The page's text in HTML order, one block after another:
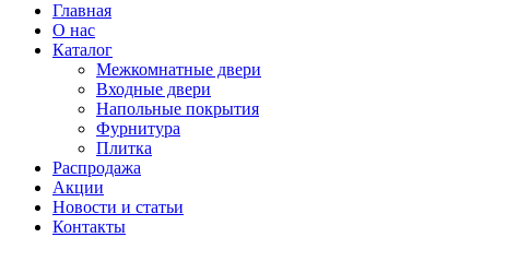
Главная
О нас
Каталог
Межкомнатные двери
Входные двери
Напольные покрытия
Фурнитура
Плитка
Распродажа
Акции
Новости и статьи
Контакты